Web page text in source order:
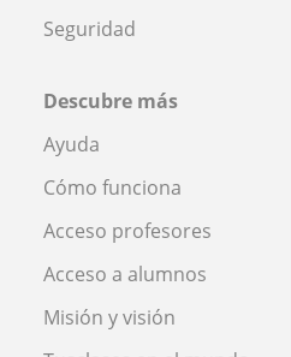
Seguridad
Descubre más
Ayuda
Cómo funciona
Acceso profesores
Acceso a alumnos
Misión y visión